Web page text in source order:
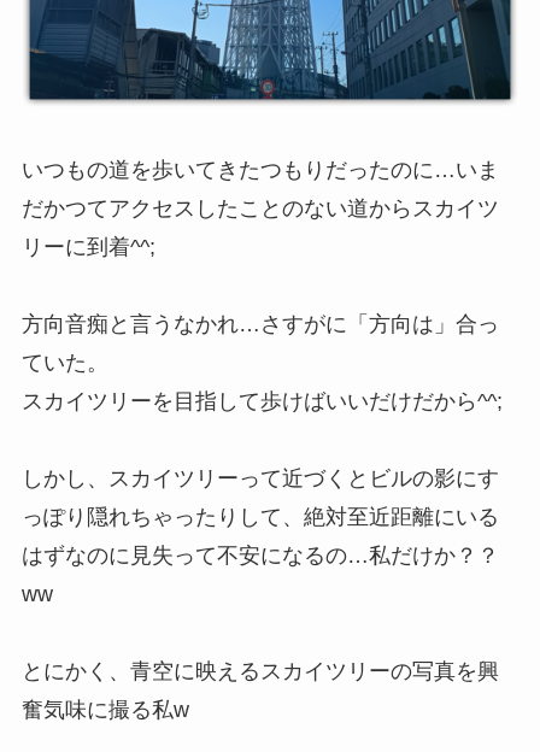
いつもの道を歩いてきたつもりだったのに…いま
だかつてアクセスしたことのない道からスカイツ
リーに到着^^;
方向音痴と言うなかれ…さすがに「方向は」合っ
ていた。
スカイツリーを目指して歩けばいいだけだから^^;
しかし、スカイツリーって近づくとビルの影にす
っぽり隠れちゃったりして、絶対至近距離にいる
はずなのに見失って不安になるの…私だけか？？
ww
とにかく、青空に映えるスカイツリーの写真を興
奮気味に撮る私w